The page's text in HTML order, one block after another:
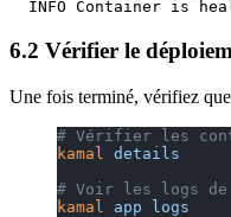
6.2 Vérifier le
Une fois terminé, vérifiez
# Vérifier les
kamal
details
# Voir les logs
kamal
app logs